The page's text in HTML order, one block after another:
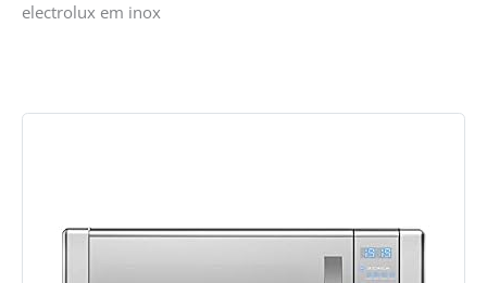
electrolux em inox